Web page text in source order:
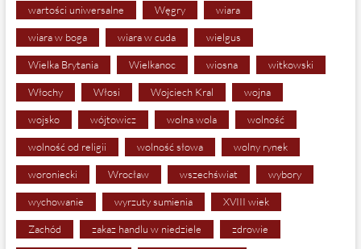
wartości uniwersalne Węgry wiara
wiara w boga wiara w cuda wielgus
Wielka Brytania Wielkanoc wiosna witkowski
Włochy Włosi Wojciech Kral wojna
wojsko wójtowicz wolna wola wolność
wolność od religii wolność słowa wolny rynek
woroniecki Wrocław wszechświat wybory
wychowanie wyrzuty sumienia XVIII wiek
Zachód zakaz handlu w niedziele zdrowie